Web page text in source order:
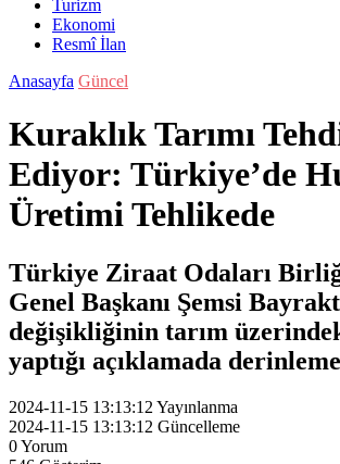
Turizm
Ekonomi
Resmî İlan
Anasayfa Güncel
Kuraklık Tarımı
Ediyor: Türkiye’de
Üretimi Tehlikede
Türkiye Ziraat Odaları
Genel Başkanı Şemsi
değişikliğinin tarım
yaptığı açıklamada
2024-11-15 13:13:12 Yayınlanma
2024-11-15 13:13:12 Güncelleme
0Yorum